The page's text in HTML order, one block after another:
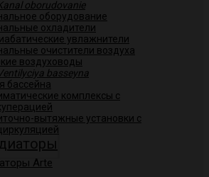
оборудование
охладители
увлажнители
очистители воздуха
воздуховоды
бассейна
комплексы с
вытяжные установки с
Arte